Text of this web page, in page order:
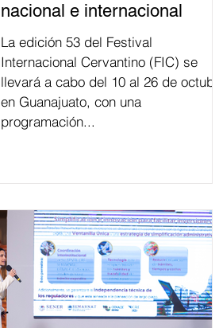
nacional e internacional
La edición 53 del Festival
Internacional Cervantino (FIC) se
llevará a cabo del 10 al 26 de octubre
en Guanajuato, con una
programación...